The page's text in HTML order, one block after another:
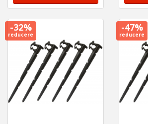
-32%
reducere
-47%
reducere